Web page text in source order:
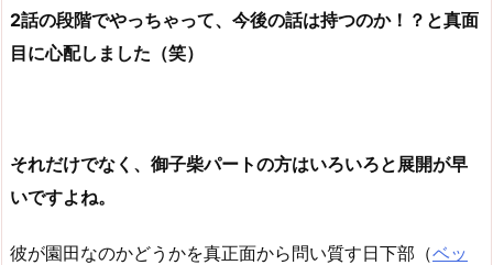
2話の段階でやっちゃって、今後の話は持つのか！？と真面
目に心配しました（笑）
それだけでなく、御子柴パートの方はいろいろと展開が早
いですよね。
彼が園田なのかどうかを真正面から問い質す日下部（ベッ